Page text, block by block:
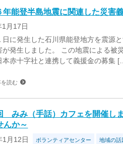
年能登半島地震に関連した災害
1月17日
日に発生した石川県能登地方を震源
が発生しました。 この地震による被
本赤十字社と連携して義援金の募集
を読む
みみ（手話）カフェを開催し
んか～
1月12日 ボランティアセンター 地域の話